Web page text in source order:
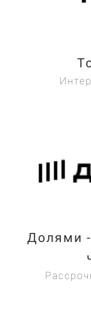
Долями -